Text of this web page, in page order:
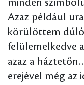
minden
Azaz például
körülöttem
felülemelkedve
azaz a
erejével még az